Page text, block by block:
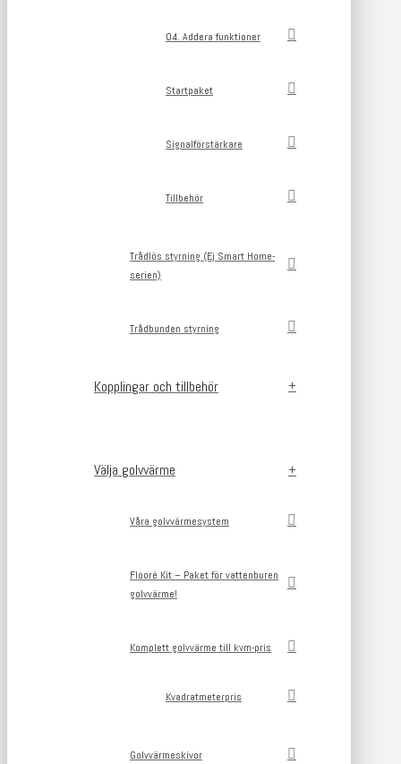
04. Addera funktioner
Startpaket
Signalförstärkare
Tillbehör
Trådlös styrning (Ej Smart Home-
serien)
Trådbunden styrning
Kopplingar och tillbehör
Välja golvvärme
Våra golvvärmesystem
Flooré Kit – Paket för vattenburen
golvvärme!
Komplett golvvärme till kvm-pris
Kvadratmeterpris
Golvvärmeskivor